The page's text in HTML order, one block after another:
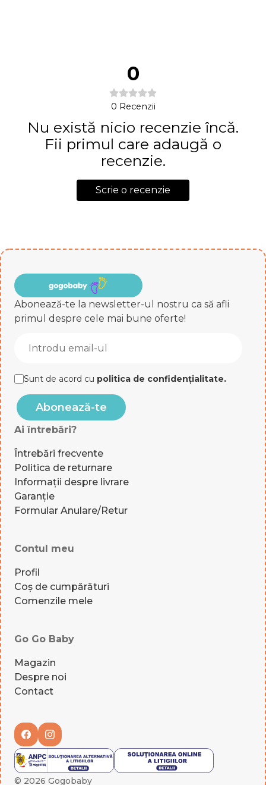
0
0 Recenzii
Nu există nicio recenzie încă.
Fii primul care adaugă o
recenzie.
Scrie o recenzie
Abonează-te la newsletter-ul nostru ca să afli
primul despre cele mai bune oferte!
Sunt de acord cu politica de confidențialitate.
Abonează-te
Ai întrebări?
Întrebări frecvente
Politica de returnare
Informații despre livrare
Garanție
Formular Anulare/Retur
Contul meu
Profil
Coș de cumpărături
Comenzile mele
Go Go Baby
Magazin
Despre noi
Contact
© 2026 Gogobaby